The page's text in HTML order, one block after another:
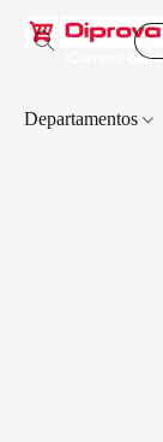
Departamentos